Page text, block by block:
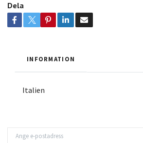
Dela
INFORMATION
Italien